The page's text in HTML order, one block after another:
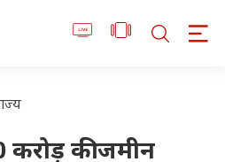
करोड़ की जमीन